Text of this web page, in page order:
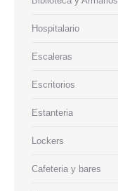
Hospitalario
Escaleras
Escritorios
Estanteria
Lockers
Cafeteria y bares